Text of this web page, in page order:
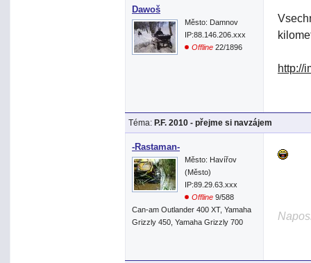
Dawoš
Město: Damnov
IP:88.146.206.xxx
Offline 22/1896
http://
Téma: P.F. 2010 - přejme si navzájem
-Rastaman-
Město: Havířov
(Město)
IP:89.29.63.xxx
Offline 9/588
Can-am Outlander 400 XT, Yamaha
Grizzly 450, Yamaha Grizzly 700